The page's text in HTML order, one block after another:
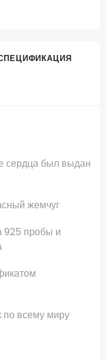
сердца был выдан
жемчуг
925 пробы и
по всему миру